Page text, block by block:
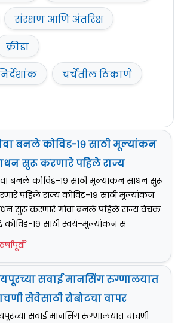
संरक्षण आणि अंतरिक्ष
क्रीडा
चर्चेतील ठिकाणे
बनले कोविड-१९ साठी मूल्यांकन
सुरू करणारे पहिले राज्य
बनले कोविड-१९ साठी मूल्यांकन साधन सुरू
पहिले राज्य कोविड-१९ साठी मूल्यांकन
सुरू करणारे गोवा बनले पहिले राज्य वेचक
कोविड-१९ साठी स्वयं-मूल्यांकन स
सवाई मानसिंग रुग्णालयात
सेवेसाठी रोबोटचा वापर
सवाई मानसिंग रुग्णालयात चाचणी